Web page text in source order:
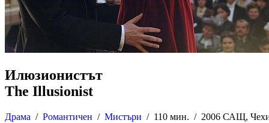
Илюзионистът
The Illusionist
Драма / Романтичен / Мистъри / 110 мин. / 2006 САЩ,